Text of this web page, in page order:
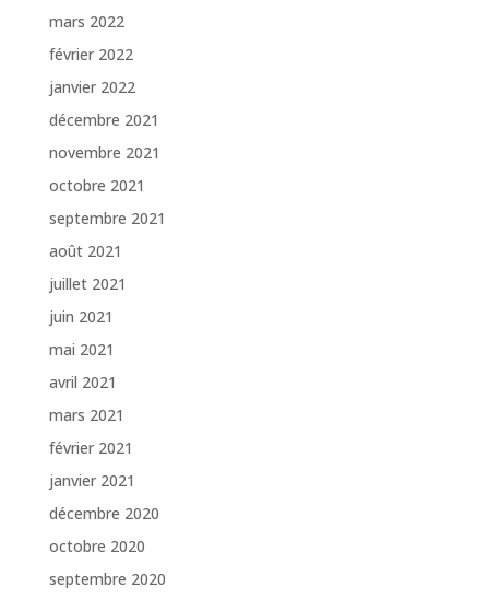
mars 2022
février 2022
janvier 2022
décembre 2021
novembre 2021
octobre 2021
septembre 2021
août 2021
juillet 2021
juin 2021
mai 2021
avril 2021
mars 2021
février 2021
janvier 2021
décembre 2020
octobre 2020
septembre 2020